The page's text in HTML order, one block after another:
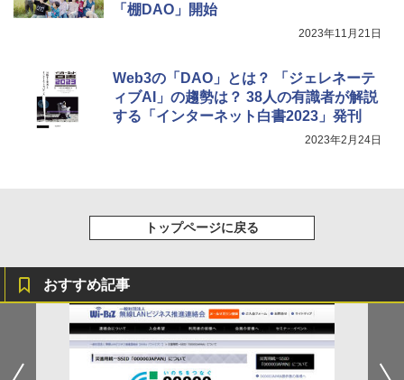
「棚DAO」開始
2023年11月21日
Web3の「DAO」とは？ 「ジェレネーテ
ィブAI」の趨勢は？ 38人の有識者が解説
する「インターネット白書2023」発刊
2023年2月24日
トップページに戻る
おすすめ記事